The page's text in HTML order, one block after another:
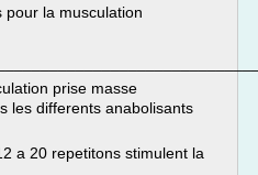
pour la musculation
prise masse
les differents anabolisants
a 20 repetitons stimulent la